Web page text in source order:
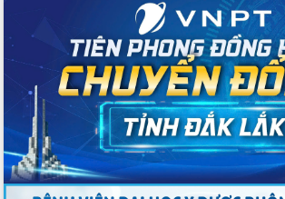
Khởi công xây dựng Trường Phổ thông
nội trú liên cấp tiểu học và THCS xã Ia
Rvê
Phó Thủ tướng Chính phủ Mai Văn
Chính chia sẻ, động viên người dân
chịu ảnh hưởng nặng từ bão số 13
Chủ tịch UBND tỉnh kiểm tra công tác
phòng, chống bão số 13 tại các địa
bàn xung yếu